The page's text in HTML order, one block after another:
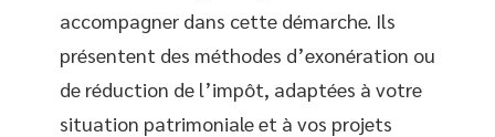
accompagner dans cette démarche. Ils
présentent des méthodes d’exonération ou
de réduction de l’impôt, adaptées à votre
situation patrimoniale et à vos projets